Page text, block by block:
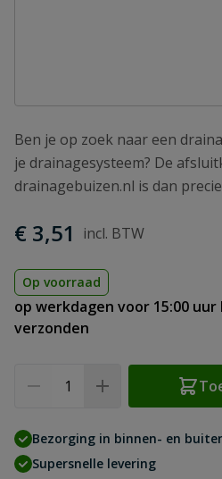
Ben je op zoek naar een
je drainagesysteem? De
drainagebuizen.nl is dan
€ 3,51
Op voorraad
op werkdagen voor 15:00
verzonden
Bezorging in binnen- en
Supersnelle levering